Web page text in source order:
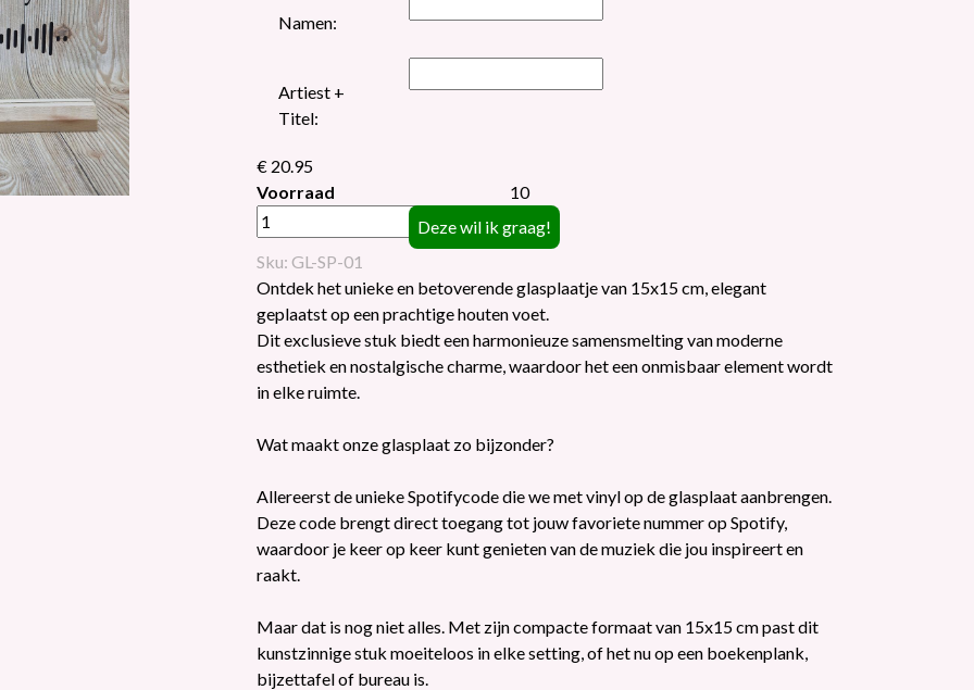
Namen:
Artiest +
Titel:
€ 20.95
Voorraad
10
Sku: GL-SP-01
Ontdek het unieke en betoverende glasplaatje van 15x15 cm, elegant
geplaatst op een prachtige houten voet.
Dit exclusieve stuk biedt een harmonieuze samensmelting van moderne
esthetiek en nostalgische charme, waardoor het een onmisbaar element wordt
in elke ruimte.
Wat maakt onze glasplaat zo bijzonder?
Allereerst de unieke Spotifycode die we met vinyl op de glasplaat aanbrengen.
Deze code brengt direct toegang tot jouw favoriete nummer op Spotify,
waardoor je keer op keer kunt genieten van de muziek die jou inspireert en
raakt.
Maar dat is nog niet alles. Met zijn compacte formaat van 15x15 cm past dit
kunstzinnige stuk moeiteloos in elke setting, of het nu op een boekenplank,
bijzettafel of bureau is.